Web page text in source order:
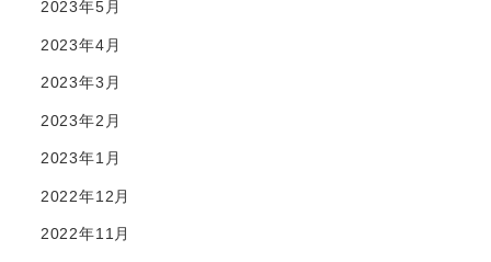
2023年5月
2023年4月
2023年3月
2023年2月
2023年1月
2022年12月
2022年11月